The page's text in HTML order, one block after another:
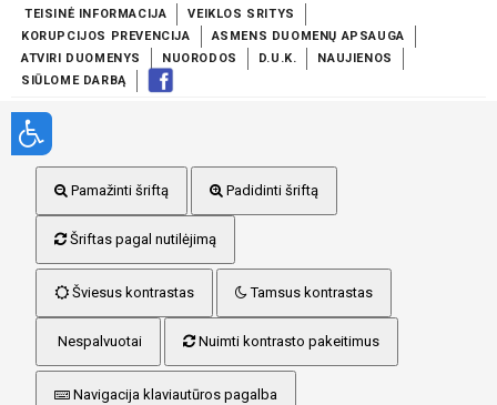
TEISINĖ INFORMACIJA
VEIKLOS SRITYS
KORUPCIJOS PREVENCIJA
ASMENS DUOMENŲ APSAUGA
ATVIRI DUOMENYS
NUORODOS D.U.K.
NAUJIENOS
SIŪLOME DARBĄ
Pamažinti šriftą Padidinti šriftą
Šriftas pagal nutilėjimą
Šviesus kontrastas Tamsus kontrastas
Nespalvuotai Nuimti kontrasto pakeitimus
Navigacija klaviautūros pagalba